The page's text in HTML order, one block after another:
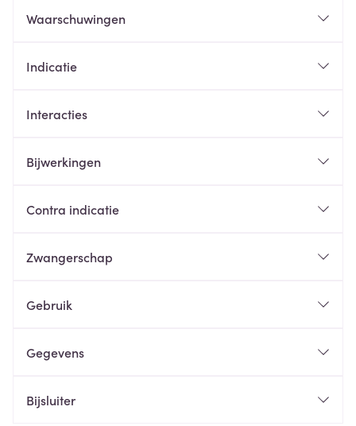
Waarschuwingen
Indicatie
Interacties
Bijwerkingen
Contra indicatie
Zwangerschap
Gebruik
Gegevens
Bijsluiter